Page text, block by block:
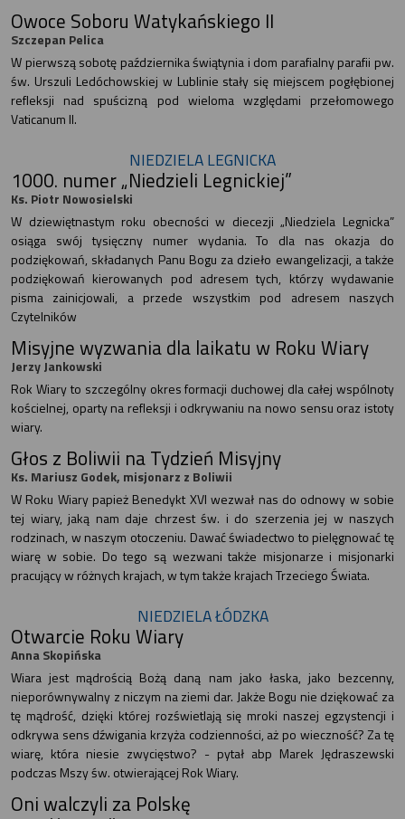
Owoce Soboru Watykańskiego II
Szczepan Pelica
W pierwszą sobotę października świątynia i dom parafialny parafii pw.
św. Urszuli Ledóchowskiej w Lublinie stały się miejscem pogłębionej
refleksji nad spuścizną pod wieloma względami przełomowego
Vaticanum II.
NIEDZIELA LEGNICKA
1000. numer „Niedzieli Legnickiej”
Ks. Piotr Nowosielski
W dziewiętnastym roku obecności w diecezji „Niedziela Legnicka”
osiąga swój tysięczny numer wydania. To dla nas okazja do
podziękowań, składanych Panu Bogu za dzieło ewangelizacji, a także
podziękowań kierowanych pod adresem tych, którzy wydawanie
pisma zainicjowali, a przede wszystkim pod adresem naszych
Czytelników
Misyjne wyzwania dla laikatu w Roku Wiary
Jerzy Jankowski
Rok Wiary to szczególny okres formacji duchowej dla całej wspólnoty
kościelnej, oparty na refleksji i odkrywaniu na nowo sensu oraz istoty
wiary.
Głos z Boliwii na Tydzień Misyjny
Ks. Mariusz Godek, misjonarz z Boliwii
W Roku Wiary papież Benedykt XVI wezwał nas do odnowy w sobie
tej wiary, jaką nam daje chrzest św. i do szerzenia jej w naszych
rodzinach, w naszym otoczeniu. Dawać świadectwo to pielęgnować tę
wiarę w sobie. Do tego są wezwani także misjonarze i misjonarki
pracujący w różnych krajach, w tym także krajach Trzeciego Świata.
NIEDZIELA ŁÓDZKA
Otwarcie Roku Wiary
Anna Skopińska
Wiara jest mądrością Bożą daną nam jako łaska, jako bezcenny,
nieporównywalny z niczym na ziemi dar. Jakże Bogu nie dziękować za
tę mądrość, dzięki której rozświetlają się mroki naszej egzystencji i
odkrywa sens dźwigania krzyża codzienności, aż po wieczność? Za tę
wiarę, która niesie zwycięstwo? - pytał abp Marek Jędraszewski
podczas Mszy św. otwierającej Rok Wiary.
Oni walczyli za Polskę